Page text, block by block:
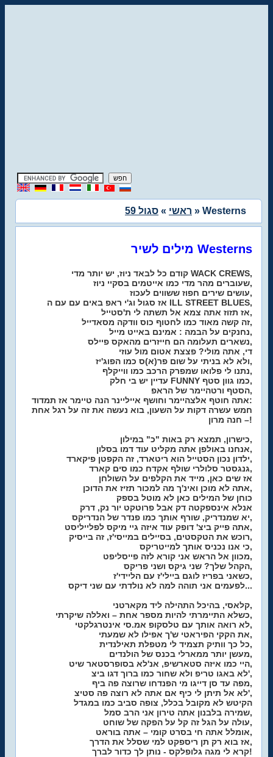
ראשי » סגול 59 » Westerns
מילים לשיר Westerns
קודם כל לבאד ניוז, יש יותר מדי WACK CREWS,
שעוברים מהר מדי כמו אייטמים בסקיי ניוז,
עושים שירים חפוז ששווים לעכוז,
אז סגול וג'י ראפ באים עם עם ה ILL STREET BLUES,
אז תזוז אתה צמא אל תשתה לי ת'סטייל,
זה קשה מאוד כמו לחטוף כוס וודקה מסאדייל,
נחנקים על הבמה : אמינם באייט מייל,
נשארים תעלומה הם חייזרים מהאקס פיילס,
די, אתה מולי? פצצת אטום מול עוזי
ולא לא בניתי על שום פר(א)ס כמו הפוג'יז,
נתנו לי פלואו שמפרק הרכב כמו ווייקלף,
עדיין יש בי חלק FUNNY כמו גוון סטף,
הסטף ורטהיימר של הראפ,
אתה חוטף אלצהיימר וחושף אייליינר הנה טיימר אז תמדוד:
חמש עשרה דקות על השעון, בוא נעשה את זה על רגל אחת
– חנה מרון!
כישרון, תמצא רק באות "כ" במילון,
אנחנו באולפן אתה מקליט עוד דמו בסלון,
ילדון נכון הסטייל הוא ריטארד, זה הקפטן פיקארד,
גנגסטר סלולרי שולף אקדח כמו סים קארד,
אז שים כאן, מייד את הקלפים על השולחן
אתה לא מוכן ואינ'ך מה למכור תזיז את הדוכן,
כוחן של המילים כאן לא מוטל בספק
אנלא אינספקטה דק אבל פרוטקט יור נק, דרק
יא שמנדריק, שורף אותך כמו פנדר של הנדריקס,
אתה פייק ביצ' דופק עוד איזה גיי מיקס לפלייליסט,
רוכש את הטקסטים, בסיילים במייסי'ז, זה בייסיק,
כי אנו נכניס אותך למייטריקס,
מכוון אל הראש אני קורא לזה פייסליפט,
הקהל שלך? שני גיקס ושני פריקס,
כשאני בפריז לוגם ביילי'ז עם הליידי'ז,
לפעמים אני תוהה למה לא נולדתי עם שני דיקס...
קלאסי, בהיכל התהילה ליד מקארטני,
כשלא התיימרתי להיות מספר אחת – ואללה שיקרתי,
לא רואה אותך עם טלסקופ אמ.סי אינטרגלקטי,
את הקקי הפיראטי ש'ך אפילו לא שמעתי,
כל כך וותיק תצמיד לי מטפלת תאילנדית,
מעשן יותר ממארלי בכנס של הולנדים,
היי כמו איזה סטארשיפ, אנ'לא בסופרסטאר שיט,
לא באגו טריפ ולא שחור כמו ברוך דגו ביצ',
מפה עד סן דייגו מי הפנדחו שרוצה פה ביף,
לא אל תיתן לי כיף אם אתה לא רוצה פה סטיצ',
הקיטש לא מקובל בכלל, צופה סביב כמו במגדל
שמירה בלבנון אתה טירון אני הרב סמל,
עולה על הגל זה קל על הפקה של שוחט,
אומלל אתה חי בסרט קומי – אתה בוראט,
אז בוא רק תן ריספקט למי שסלל את הדרך,
קרא לי מגה גלופלקס - נותן לך כדור לברך!